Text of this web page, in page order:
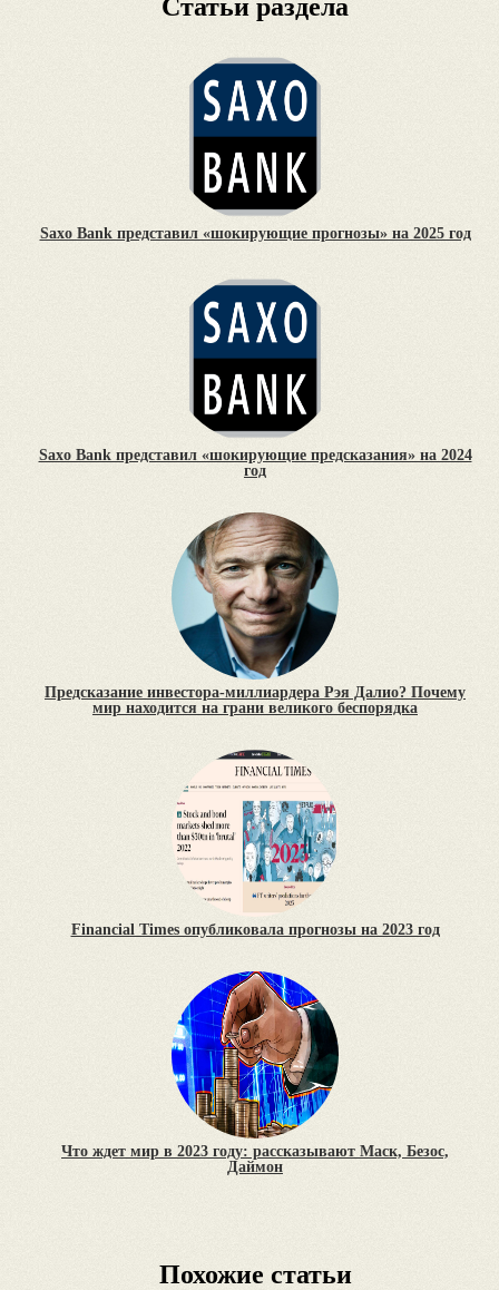
Статьи раздела
Saxo Bank представил «шокирующие прогнозы» на 2025 год
Saxo Bank представил «шокирующие предсказания» на 2024
год
Предсказание инвестора-миллиардера Рэя Далио? Почему
мир находится на грани великого беспорядка
Financial Times опубликовала прогнозы на 2023 год
Что ждет мир в 2023 году: рассказывают Маск, Безос,
Даймон
Похожие статьи